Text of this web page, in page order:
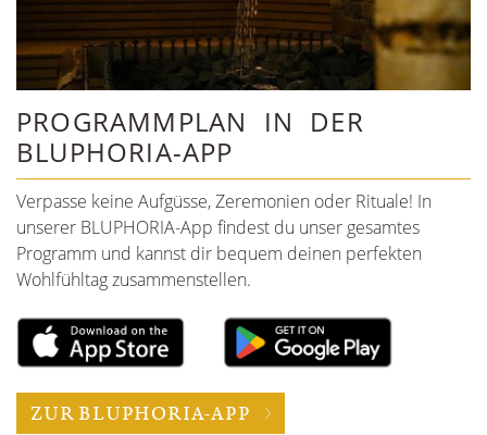
PROGRAMMPLAN IN DER
BLUPHORIA-APP
Verpasse keine Aufgüsse, Zeremonien oder Rituale! In
unserer BLUPHORIA-App findest du unser gesamtes
Programm und kannst dir bequem deinen perfekten
Wohlfühltag zusammenstellen.
ZUR BLUPHORIA-APP